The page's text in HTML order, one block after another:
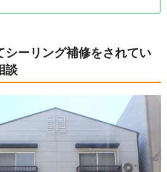
リング補修をされていたお宅
ングや外壁の劣化症状
の剥がれ
外壁
ーリングと外壁の補修内容
もり費用は約91万円
お困りだった大阪市平野区のお
シーリング補修をされてい
談